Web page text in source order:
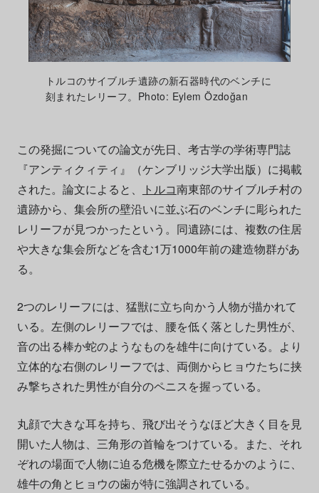
トルコのサイブルチ遺跡の新石器時代のベンチに
刻まれたレリーフ。Photo: Eylem Özdoğan
この発掘についての論文が先日、考古学の学術専門誌
『アンティクィティ』（ケンブリッジ大学出版）に掲載
された。論文によると、
トルコ南東部のサイブルチ村の
遺跡から、集会所の壁沿いに並ぶ石のベンチに彫られた
レリーフが見つかったという。同遺跡には、複数の住居
や大きな集会所などを含む1万1000年前の建造物群があ
る。
2つのレリーフには、猛獣に立ち向かう人物が描かれて
いる。左側のレリーフでは、腰を低く落とした男性が、
音の出る棒か蛇のようなものを雄牛に向けている。より
立体的な右側のレリーフでは、両側からヒョウたちに挟
み撃ちされた男性が自分のペニスを握っている。
丸顔で大きな耳を持ち、飛び出そうなほど大きく目を見
開いた人物は、三角形の首輪をつけている。また、それ
ぞれの場面で人物に迫る危機を際立たせるかのように、
雄牛の角とヒョウの歯が特に強調されている。